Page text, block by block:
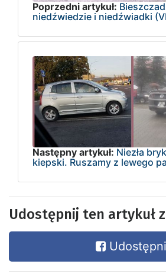
Poprzedni artykuł:
niedźwiedzie i niedźwiadki
Następny artykuł: Niezła
kiepski. Ruszamy z lewego
Udostępnij ten artykuł